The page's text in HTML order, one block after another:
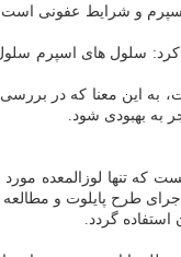
سلول های اسپرم
این معنا که در
به بهبودی شود.
که تنها لوزالمعده
طرح پایلوت و
گردد.